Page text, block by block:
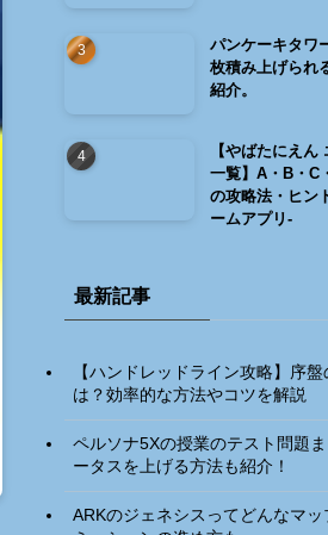
パンケーキタワ
枚積み上げられ
紹介。
【やばたにえん
一覧】A・B・C
の攻略法・ヒ
ームアプリ-
最新記事
【ハンドレッドライン攻略】序
は？効率的な方法やコツを解説
ペルソナ5Xの授業のテスト問題
ータスを上げる方法も紹介！
ARKのジェネシスってどんなマ